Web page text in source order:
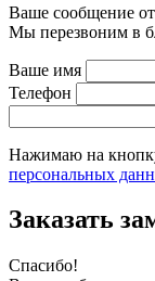
Ваше сообщение
Мы перезвоним в
Ваше имя
Телефон
Нажимаю на
персональных
Заказать
Cпасибо!